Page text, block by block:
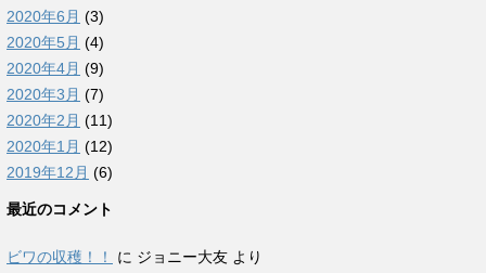
2020年6月 (3)
2020年5月 (4)
2020年4月 (9)
2020年3月 (7)
2020年2月 (11)
2020年1月 (12)
2019年12月 (6)
最近のコメント
ビワの収穫！！ に ジョニー大友 より